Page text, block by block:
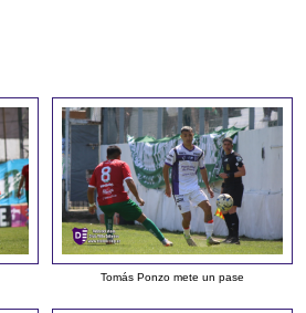
Tomás Ponzo mete un pase